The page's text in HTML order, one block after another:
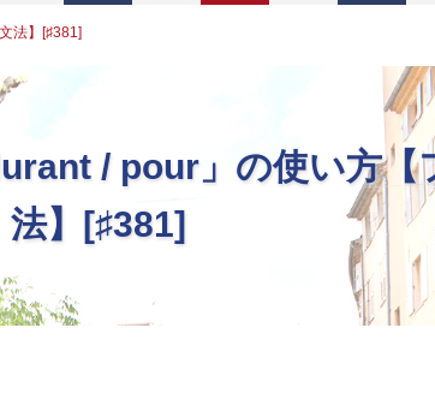
法】[♯381]
/ pour」の使い方【
法】[♯381]